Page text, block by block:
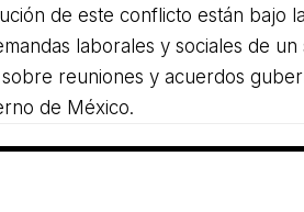
de este conflicto están bajo
laborales y sociales de
reuniones y acuerdos
de México.